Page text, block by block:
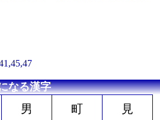
なる漢字
男 町 見